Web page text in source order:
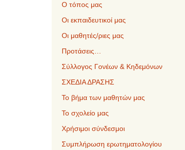
Ο τόπος μας
Οι εκπαιδευτικοί μας
Οι μαθητές/ριες μας
Προτάσεις…
Σύλλογος Γονέων & Κηδεμόνων
ΣΧΕΔΙΑ ΔΡΑΣΗΣ
Το βήμα των μαθητών μας
Το σχολείο μας
Χρήσιμοι σύνδεσμοι
Συμπλήρωση ερωτηματολογίου